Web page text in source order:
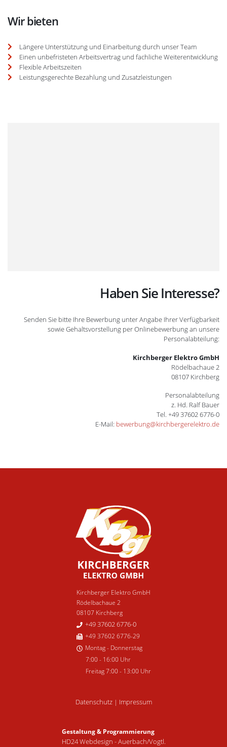
Wir bieten
Längere Unterstützung und Einarbeitung durch unser Team
Einen unbefristeten Arbeitsvertrag und fachliche Weiterentwicklung
Flexible Arbeitszeiten
Leistungsgerechte Bezahlung und Zusatzleistungen
Haben Sie Interesse?
Senden Sie bitte Ihre Bewerbung unter Angabe Ihrer Verfügbarkeit
sowie Gehaltsvorstellung per Onlinebewerbung an unsere
Personalabteilung:
Kirchberger Elektro GmbH
Rödelbachaue 2
08107 Kirchberg
Personalabteilung
z. Hd. Ralf Bauer
Tel. +49 37602 6776-0
E-Mail: bewerbung@kirchbergerelektro.de
Kirchberger Elektro GmbH
Rödelbachaue 2
08107 Kirchberg
+49 37602 6776-0
+49 37602 6776-29
Montag - Donnerstag
7:00 - 16:00 Uhr
Freitag 7:00 - 13:00 Uhr
Datenschutz| Impressum
Gestaltung & Programmierung
HD24 Webdesign - Auerbach/Vogtl.